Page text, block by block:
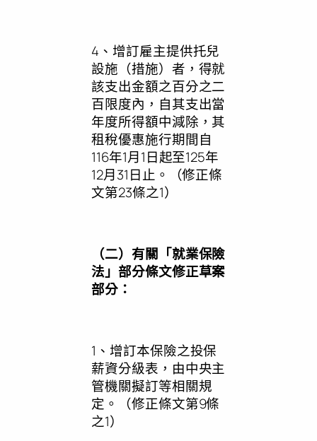
4、增訂雇主提供托兒
設施（措施）者，得就
該支出金額之百分之二
百限度內，自其支出當
年度所得額中減除，其
租稅優惠施行期間自
116年1月1日起至125年
12月31日止。（修正條
文第23條之1）
（二）有關「就業保險
法」部分條文修正草案
部分：
1、增訂本保險之投保
薪資分級表，由中央主
管機關擬訂等相關規
定。（修正條文第9條
之1）